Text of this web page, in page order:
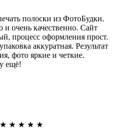
полоски из ФотоБудки.
очень качественно. Сайт
процесс оформления прост.
аккуратная. Результат
фото яркие и четкие.
ещё!
★ ★ ★ ★ ★